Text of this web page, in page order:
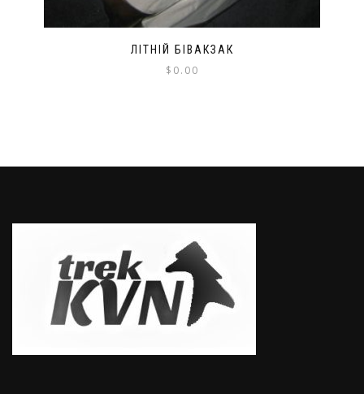
ЛІТНІЙ БІВАКЗАК
$ 0.00